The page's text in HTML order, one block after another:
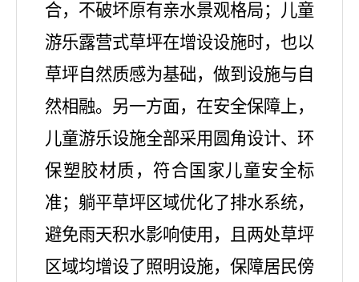
合，不破坏原有亲水景观格局；儿童
游乐露营式草坪在增设设施时，也以
草坪自然质感为基础，做到设施与自
然相融。另一方面，在安全保障上，
儿童游乐设施全部采用圆角设计、环
保塑胶材质，符合国家儿童安全标
准；躺平草坪区域优化了排水系统，
避免雨天积水影响使用，且两处草坪
区域均增设了照明设施，保障居民傍